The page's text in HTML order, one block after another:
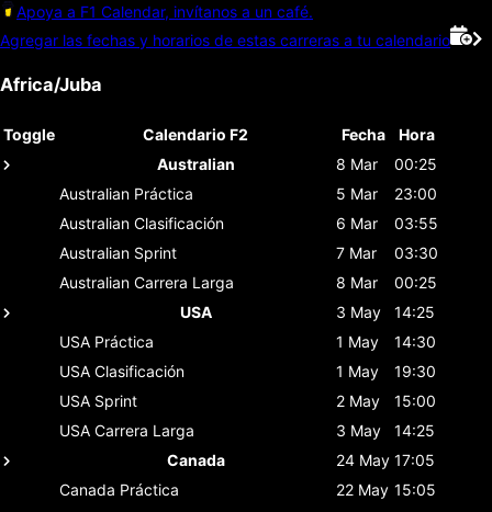
Apoya a F1 Calendar, invítanos a un café.
Agregar las fechas y horarios de estas carreras a tu calendario
Africa/Juba
Toggle Calendario F2 Fecha
Hora
Australian
8 Mar
00:25
Australian Práctica 5 Mar
23:00
Australian Clasificación 6 Mar
03:55
Australian Sprint 7 Mar
03:30
Australian Carrera Larga 8 Mar
00:25
USA
3 May
14:25
USA Práctica 1 May
14:30
USA Clasificación 1 May
19:30
USA Sprint 2 May
15:00
USA Carrera Larga 3 May
14:25
Canada
24 May 17:05
Canada Práctica 22 May 15:05